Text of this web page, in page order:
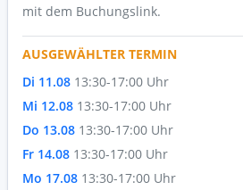
mit dem Buchungslink.
AUSGEWÄHLTER TERMIN
Di 11.08 13:30-17:00 Uhr
Mi 12.08 13:30-17:00 Uhr
Do 13.08 13:30-17:00 Uhr
Fr 14.08 13:30-17:00 Uhr
Mo 17.08 13:30-17:00 Uhr